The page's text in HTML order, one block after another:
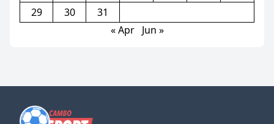
29
30
31
« Apr
Jun »